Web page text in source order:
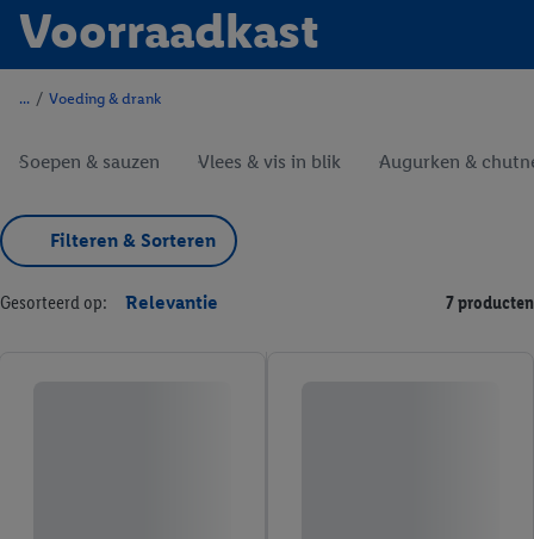
Voorraadkast
/ Voeding & drank
Soepen & sauzen Vlees & vis in blik Augurken &
Filteren & Sorteren
Gesorteerd op: Relevantie 7 producten